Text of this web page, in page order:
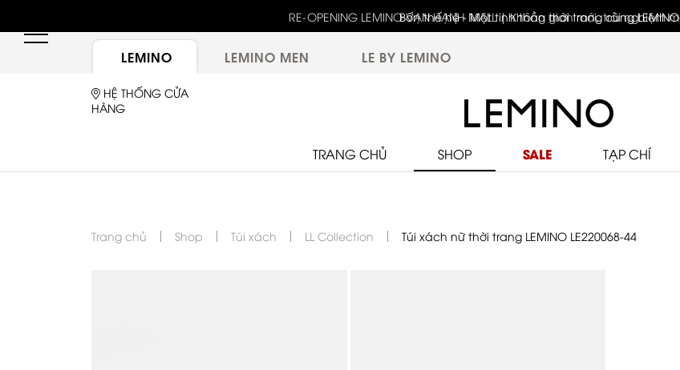
biệt
Bốn thế hệ - Một tinh thần thời trang cùng LEMINO
LEMINO LEMINO MEN LE BY LEMINO
HỆ THỐNG CỬA
HÀNG
TRANG CHỦ SHOP SALE TẠP CHÍ
Trang chủ Shop Túi xách LL Collection Túi xách nữ thời trang LEMINO LE220068-44